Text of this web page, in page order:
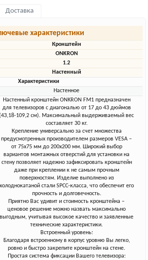
Доставка
характеристики
Кронштейн
ONKRON
1.2
Настенный
Характеристики
Настенное
Настенный кронштейн ONKRON FM1 предназначен
для телевизоров с диагональю от 17 до 43 дюймов
109,2 см). Максимальный выдерживаемый вес
составляет 30 кг.
Крепление универсально за счет множества
предусмотренных производителем размеров VESA –
от 75x75 мм до 200x200 мм. Широкий выбор
вариантов монтажных отверстий для установки на
стену позволяет надежно зафиксировать кронштейн
даже при креплении к не самым прочным
поверхностям. Изделие выполнено из
холоднокатаной стали SPCC-класса, что обеспечит его
прочность и долговечность.
Приятно Вас удивит и стоимость кронштейна –
ценовое решение можно назвать максимально
выгодным, учитывая высокое качество и заявленные
технические характеристики.
Встроенный уровень:
Благодаря встроенному в корпус уровню Вы легко,
ровно и быстро закрепите кронштейн на стене.
Простая система фиксации Вашего телевизора: